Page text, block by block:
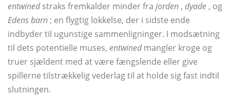
entwinedstraks fremkalder minder fra jorden , dyade , og
Edens barn ; en flygtig lokkelse, der i sidste ende
indbyder til ugunstige sammenligninger. I modsætning
til dets potentielle muses, entwinedmangler kroge og
truer sjældent med at være fængslende eller give
spillerne tilstrækkelig vederlag til at holde sig fast indtil
slutningen.